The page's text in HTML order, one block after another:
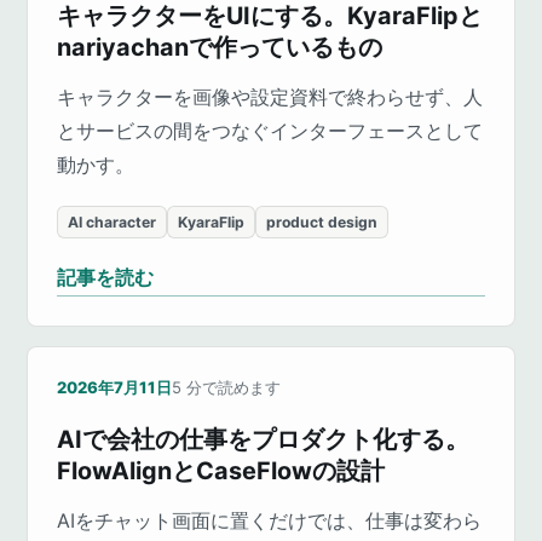
キャラクターをUIにする。KyaraFlipと
nariyachanで作っているもの
キャラクターを画像や設定資料で終わらせず、人
とサービスの間をつなぐインターフェースとして
動かす。
AI character KyaraFlip product design
記事を読む
2026年7月11日5 分で読めます
AIで会社の仕事をプロダクト化する。
FlowAlignとCaseFlowの設計
AIをチャット画面に置くだけでは、仕事は変わら